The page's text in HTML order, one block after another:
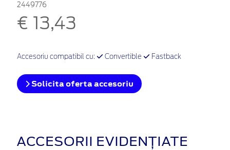
2449776
€ 13,43
Accesoriu compatibil cu: Convertible Fastback
Solicita oferta accesoriu
ACCESORII EVIDENȚIATE